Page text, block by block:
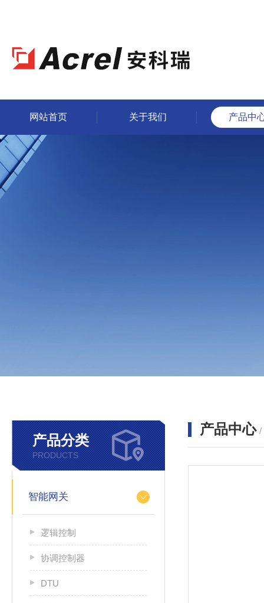
网站首页 关于我们 产品中
产品分类
PRODUCTS
智能网关
逻辑控制
协调控制器
DTU
产品中心 /